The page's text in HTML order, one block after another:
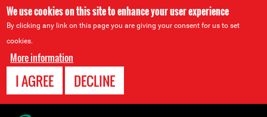
We use cookies on this site to enhance your user experience
By clicking any link on this page you are giving your consent for us to set
cookies.
More information
I AGREE DECLINE
Back